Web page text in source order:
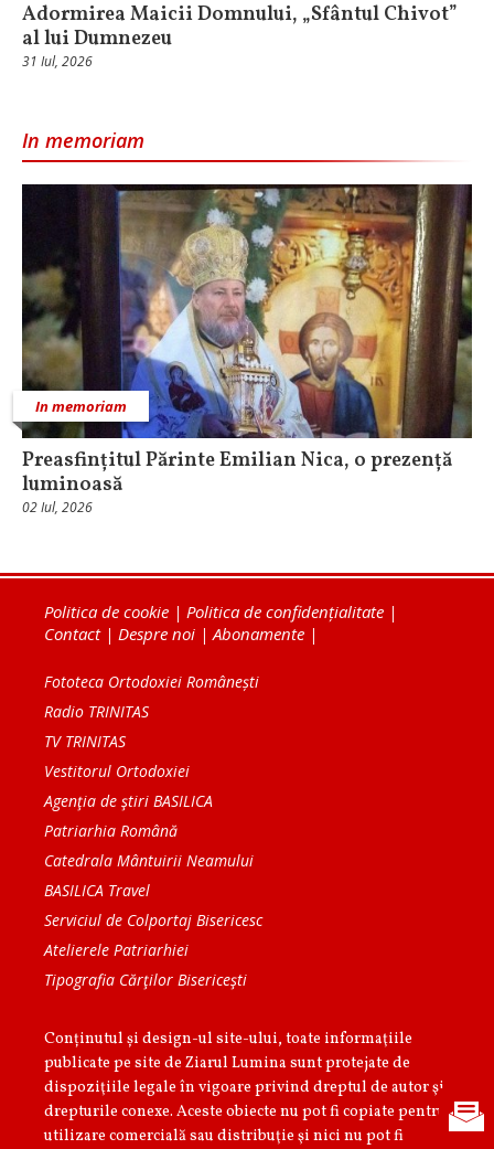
Adormirea Maicii Domnului, „Sfântul Chivot”
al lui Dumnezeu
31 Iul, 2026
In memoriam
In memoriam
Preasfințitul Părinte Emilian Nica, o prezență
luminoasă
02 Iul, 2026
Politica de cookie | Politica de confidențialitate |
Contact| Despre noi | Abonamente |
Fototeca Ortodoxiei Românești
Radio TRINITAS
TV TRINITAS
Vestitorul Ortodoxiei
Agenţia de ştiri BASILICA
Patriarhia Română
Catedrala Mântuirii Neamului
BASILICA Travel
Serviciul de Colportaj Bisericesc
Atelierele Patriarhiei
Tipografia Cărţilor Bisericeşti
Conținutul și design-ul site-ului, toate informaţiile
publicate pe site de Ziarul Lumina sunt protejate de
dispoziţiile legale în vigoare privind dreptul de autor şi
drepturile conexe. Aceste obiecte nu pot fi copiate pentru
utilizare comercială sau distribuţie şi nici nu pot fi